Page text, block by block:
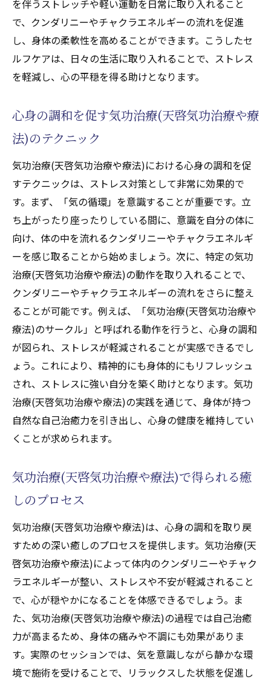
を伴うストレッチや軽い運動を日常に取り入れること
で、クンダリニーやチャクラエネルギーの流れを促進
し、身体の柔軟性を高めることができます。こうしたセ
ルフケアは、日々の生活に取り入れることで、ストレス
を軽減し、心の平穏を得る助けとなります。
心身の調和を促す気功治療(天啓気功治療や療
法)のテクニック
気功治療(天啓気功治療や療法)における心身の調和を促
すテクニックは、ストレス対策として非常に効果的で
す。まず、「気の循環」を意識することが重要です。立
ち上がったり座ったりしている間に、意識を自分の体に
向け、体の中を流れるクンダリニーやチャクラエネルギ
ーを感じ取ることから始めましょう。次に、特定の気功
治療(天啓気功治療や療法)の動作を取り入れることで、
クンダリニーやチャクラエネルギーの流れをさらに整え
ることが可能です。例えば、「気功治療(天啓気功治療や
療法)のサークル」と呼ばれる動作を行うと、心身の調和
が図られ、ストレスが軽減されることが実感できるでし
ょう。これにより、精神的にも身体的にもリフレッシュ
され、ストレスに強い自分を築く助けとなります。気功
治療(天啓気功治療や療法)の実践を通じて、身体が持つ
自然な自己治癒力を引き出し、心身の健康を維持してい
くことが求められます。
気功治療(天啓気功治療や療法)で得られる癒
しのプロセス
気功治療(天啓気功治療や療法)は、心身の調和を取り戻
すための深い癒しのプロセスを提供します。気功治療(天
啓気功治療や療法)によって体内のクンダリニーやチャク
ラエネルギーが整い、ストレスや不安が軽減されること
で、心が穏やかになることを体感できるでしょう。ま
た、気功治療(天啓気功治療や療法)の過程では自己治癒
力が高まるため、身体の痛みや不調にも効果がありま
す。実際のセッションでは、気を意識しながら静かな環
境で施術を受けることで、リラックスした状態を促進し